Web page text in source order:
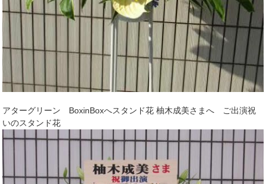
アターグリーン BoxinBoxへスタンド花 柚木成美さまへ ご出演祝
いのスタンド花